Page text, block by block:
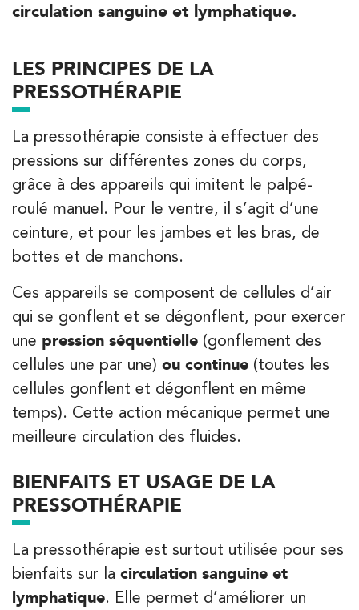
circulation sanguine et lymphatique.
LES PRINCIPES DE LA
PRESSOTHÉRAPIE
La pressothérapie consiste à effectuer des
pressions sur différentes zones du corps,
grâce à des appareils qui imitent le palpé-
roulé manuel. Pour le ventre, il s’agit d’une
ceinture, et pour les jambes et les bras, de
bottes et de manchons.
Ces appareils se composent de cellules d’air
qui se gonflent et se dégonflent, pour exercer
une pression séquentielle (gonflement des
cellules une par une) ou continue (toutes les
cellules gonflent et dégonflent en même
temps). Cette action mécanique permet une
meilleure circulation des fluides.
BIENFAITS ET USAGE DE LA
PRESSOTHÉRAPIE
La pressothérapie est surtout utilisée pour ses
bienfaits sur la circulation sanguine et
lymphatique. Elle permet d’améliorer un
Trouvez votre cabinet de
kinésithérapie IK
Entrez votre adresse afin de trouver le cabinet IK la plus
proche de chez vous :
Filtrer lescabinets avec balnéothérapie
IK Châtenay-Malabry – 92
Châtenay-Malabry
380 Av. de la Division Leclerc 92290 Châtenay-
01 43 50 05 24
PRENEZ RDV SUR
Kinésithérapie Balnéothérapie